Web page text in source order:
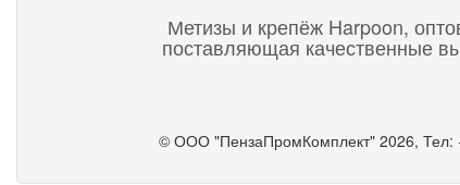
Метизы и крепёж Harpoon,
поставляющая качественные
© ООО "ПензаПромКомплект"2026, Тел: